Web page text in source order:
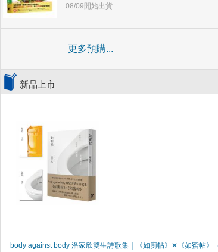
08/09開始出貨
更多預購...
新品上市
body against body 潘家欣雙生詩歌集｜《如廁帖》✕《如蜜帖》